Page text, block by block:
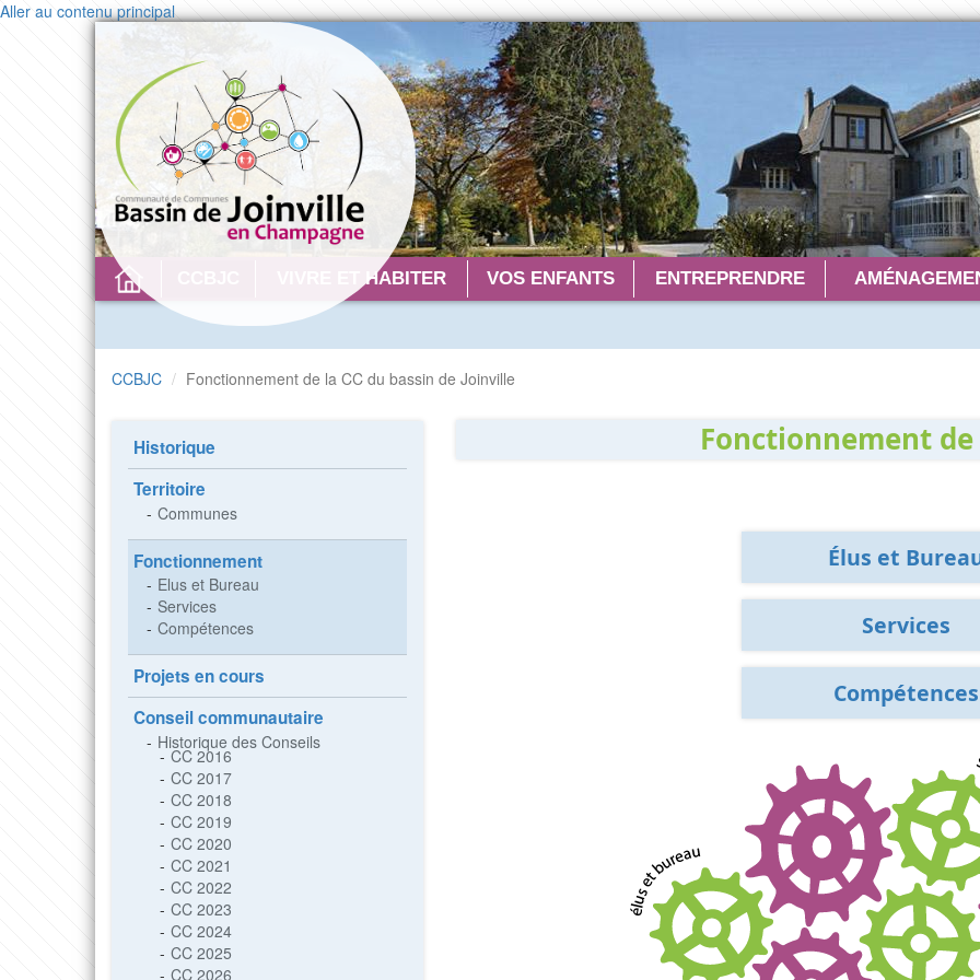
Aller au contenu principal
VIVRE ET HABITER VOS ENFANTS ENTREPRENDRE
CCBJC Fonctionnement de la CC du bassin de Joinville
Historique
Territoire
Communes
Fonctionnement
Elus et Bureau
Services
Compétences
Projets en cours
Conseil communautaire
Historique des Conseils
CC 2016
CC 2017
CC 2018
CC 2019
CC 2020
CC 2021
CC 2022
CC 2023
CC 2024
CC 2025
CC 2026
Fonctionnement de
Élus et
Services
Compétences